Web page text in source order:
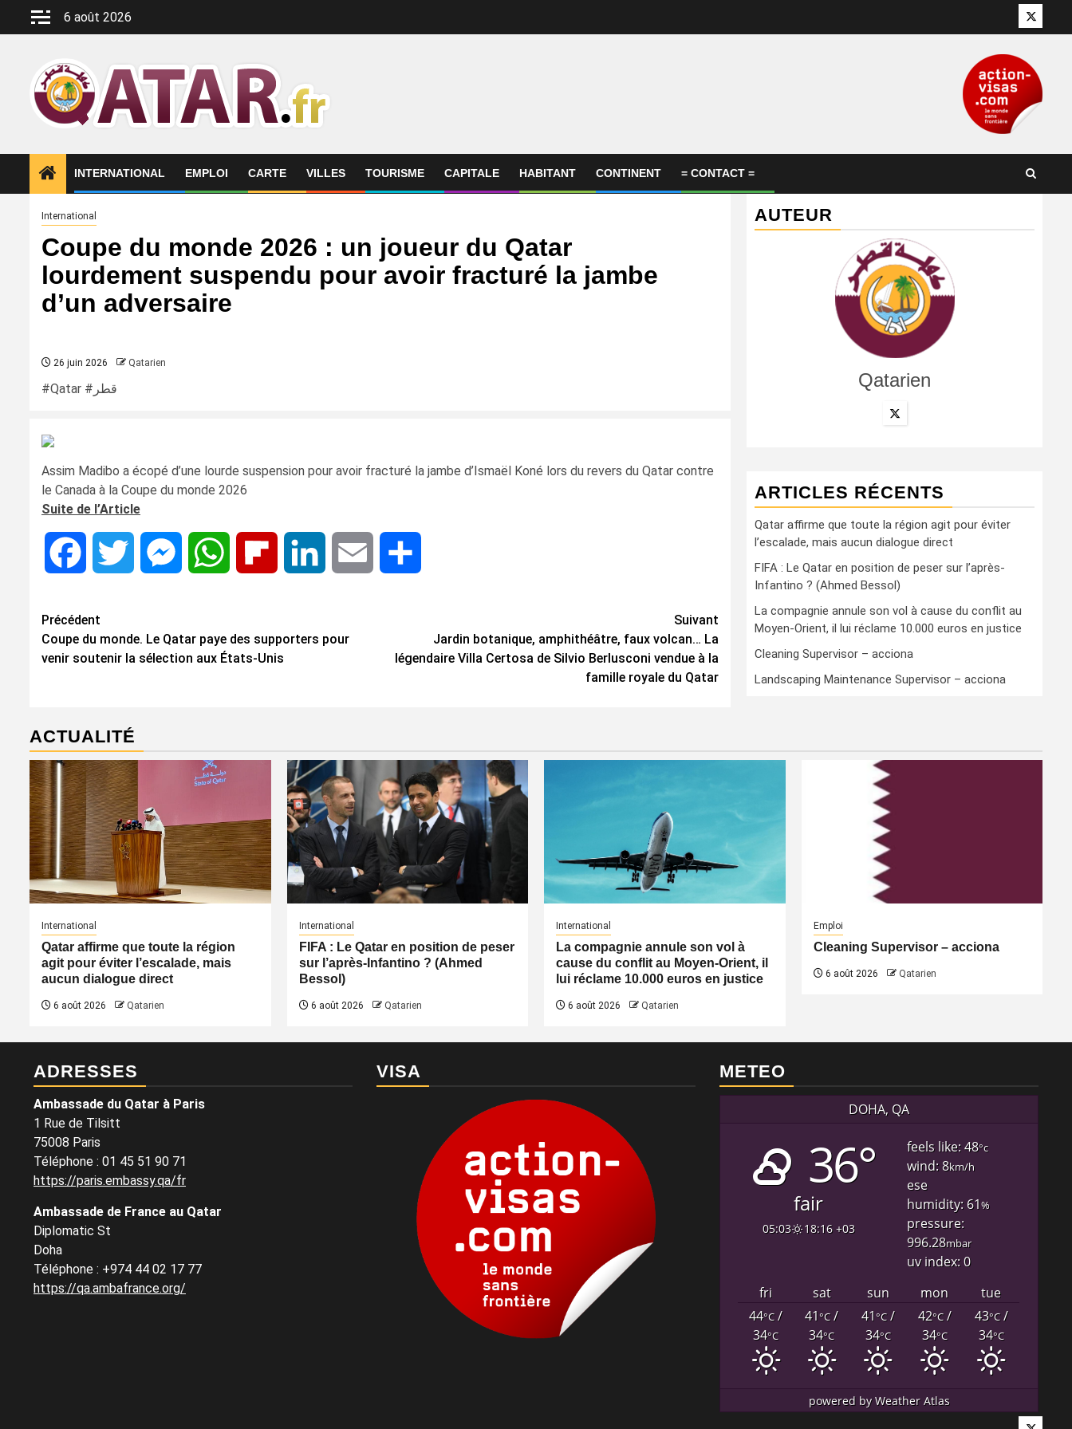
6 août 2026 Twitter
INTERNATIONAL EMPLOI CARTE VILLES TOURISME CAPITALE HABITANT CONTINENT = CONTACT =
International
Coupe du monde 2026 : un joueur du Qatar
lourdement suspendu pour avoir fracturé la jambe
d’un adversaire
26 juin 2026 Qatarien
#Qatar #قطر
Assim Madibo a écopé d’une lourde suspension pour avoir fracturé la jambe d’Ismaël Koné lors du revers du Qatar contre
le Canada à la Coupe du monde 2026
Suite de l’Article
Facebook Twitter MessengerWhatsApp Flipboard LinkedIn Email
Navigation
d’article
Précédent
Coupe du monde. Le Qatar paye des supporters pour
venir soutenir la sélection aux États-Unis
Suivant
Jardin botanique, amphithéâtre, faux volcan… La
légendaire Villa Certosa de Silvio Berlusconi vendue à la
famille royale du Qatar
AUTEUR
Qatarien
ARTICLES RÉCENTS
Qatar affirme que toute la région agit pour éviter
l’escalade, mais aucun dialogue direct
FIFA : Le Qatar en position de peser sur l’après-
Infantino ? (Ahmed Bessol)
La compagnie annule son vol à cause du conflit au
Moyen-Orient, il lui réclame 10.000 euros en justice
Cleaning Supervisor – acciona
Landscaping Maintenance Supervisor – acciona
ACTUALITÉ
International
Qatar affirme que toute la région
agit pour éviter l’escalade, mais
aucun dialogue direct
6 août 2026 Qatarien
International
FIFA : Le Qatar en position de peser
sur l’après-Infantino ? (Ahmed
Bessol)
6 août 2026 Qatarien
International
La compagnie annule son vol à
cause du conflit au Moyen-Orient, il
lui réclame 10.000 euros en justice
6 août 2026 Qatarien
Emploi
Cleaning Supervisor – acciona
6 août 2026 Qatarien
ADRESSES
Ambassade du Qatar à Paris
1 Rue de Tilsitt
75008 Paris
Téléphone : 01 45 51 90 71
https://paris.embassy.qa/fr
Ambassade de France au Qatar
Diplomatic St
Doha
Téléphone : +974 44 02 17 77
https://qa.ambafrance.org/
VISA METEO
DOHA, QA
36°
fair
05:03 18:16 +03
feels like: 48°c
wind: 8km/h
ese
humidity: 61%
pressure:
996.28mbar
uv index: 0
fri
sat sun mon
tue
44°C/
34°C
41°C/
34°C
41°C/
34°C
42°C/
34°C
43°C/
34°C
powered byWeather Atlas